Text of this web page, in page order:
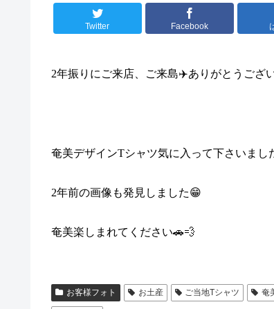
Twitter Facebook
2年振りにご来店、ご来島✈️ありがとうござ
奄美デザインTシャツ気に入って下さいまし
2年前の画像も発見しました😁
奄美楽しまれてください🚗💨
お客様フォト お土産 ご当地Tシャツ 奄